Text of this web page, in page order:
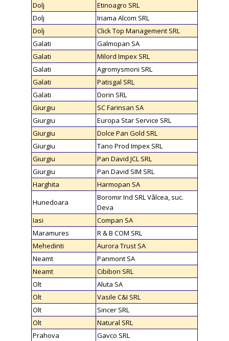
Dolj
Etinoagro SRL
Dolj
Iriama Alcom SRL
Dolj
Click Top Management SRL
Galati
Galmopan SA
Galati
Milord Impex SRL
Galati
Agromysmoni SRL
Galati
Patisgal SRL
Galati
Dorin SRL
Giurgiu
SC Farinsan SA
Giurgiu
Europa Star Service SRL
Giurgiu
Dolce Pan Gold SRL
Giurgiu
Tano Prod Impex SRL
Giurgiu
Pan David JCL SRL
Giurgiu
Pan David SIM SRL
Harghita
Harmopan SA
Hunedoara
Boromir Ind SRL Vâlcea, suc.
Deva
Iasi
Compan SA
Maramures
R & B COM SRL
Mehedinti
Aurora Trust SA
Neamt
Panmont SA
Neamt
Cibibon SRL
Olt
Aluta SA
Olt
Vasile C&I SRL
Olt
Sincer SRL
Olt
Natural SRL
Prahova
Gavco SRL